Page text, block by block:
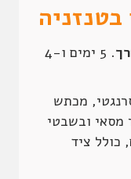
. 5 ימים ו-4
מכתש
מסאי ובשבטי
כולל ציד